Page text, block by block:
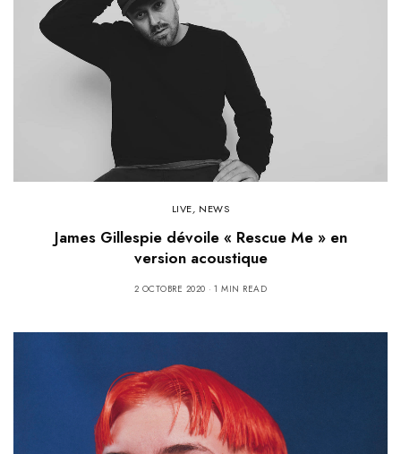
LIVE, NEWS
James Gillespie dévoile « Rescue Me » en
version acoustique
2 OCTOBRE 2020 1 MIN READ